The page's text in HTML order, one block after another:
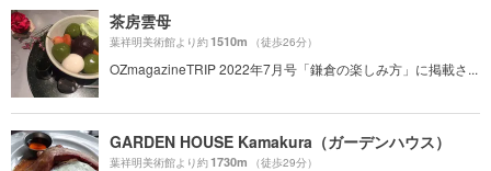
茶房雲母
葉祥明美術館より約1510m （徒歩26分）
OZmagazineTRIP 2022年7月号「鎌倉の楽しみ方」に掲載さ...
GARDEN HOUSE Kamakura（ガーデンハウス）
葉祥明美術館より約1730m （徒歩29分）